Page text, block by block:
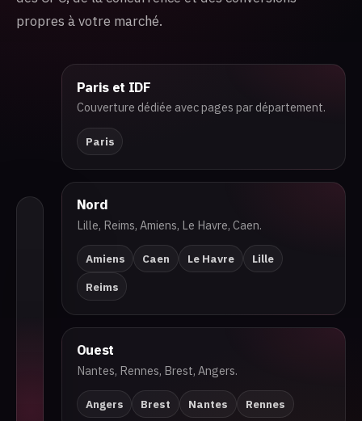
propres à votre marché.
Le
Paris et IDF
Couverture dédiée avec pages par département.
Paris
Nord
Lille, Reims, Amiens, Le Havre, Caen.
Amiens Caen Le Havre
Lille
Reims
Ouest
Nantes, Rennes, Brest, Angers.
Angers Brest Nantes Rennes